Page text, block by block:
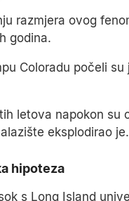
razmjera ovog
godina.
Coloradu počeli
letova napokon su
eksplodirao je.
hipoteza
s Long Island